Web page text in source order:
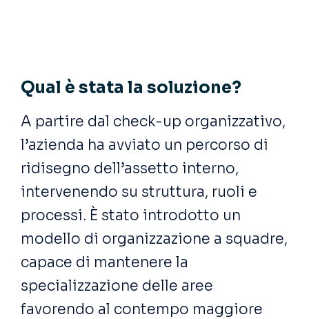
Qual è stata la soluzione?
A partire dal check-up organizzativo,
l’azienda ha avviato un percorso di
ridisegno dell’assetto interno,
intervenendo su struttura, ruoli e
processi. È stato introdotto un
modello di organizzazione a squadre,
capace di mantenere la
specializzazione delle aree
favorendo al contempo maggiore